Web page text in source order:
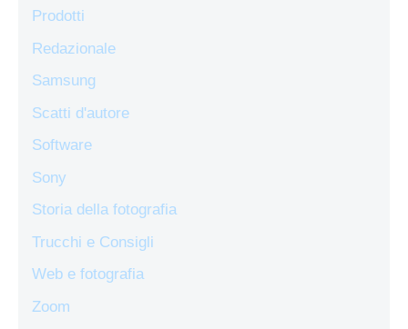
Prodotti
Redazionale
Samsung
Scatti d'autore
Software
Sony
Storia della fotografia
Trucchi e Consigli
Web e fotografia
Zoom